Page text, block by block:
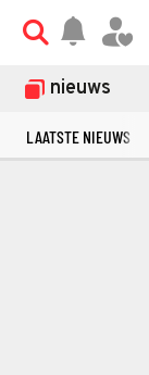
nieuws
LAATSTE NIEUWS